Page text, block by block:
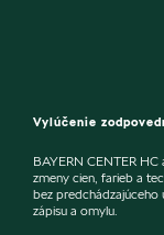
Vylúčenie
BAYERN CENTER
zmeny cien, farieb a
bez predchádzajúceho
zápisu a omylu.